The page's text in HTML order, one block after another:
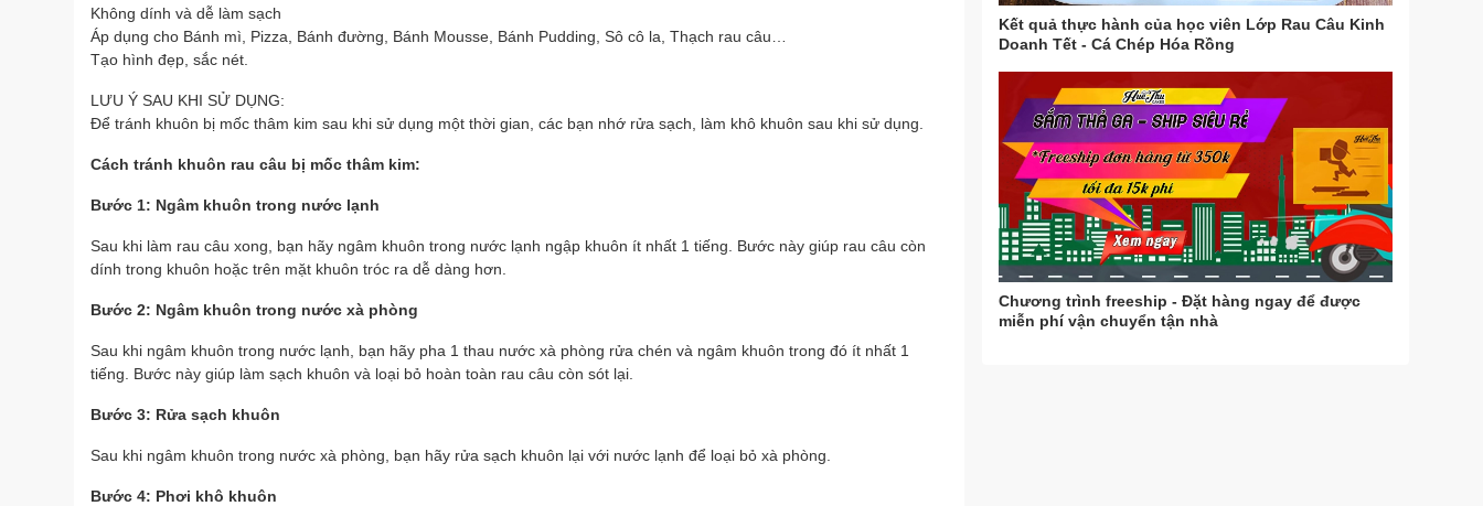
Không dính và dễ làm sạch
Áp dụng cho Bánh mì, Pizza, Bánh đường, Bánh Mousse, Bánh Pudding, Sô cô la, Thạch rau câu…
Tạo hình đẹp, sắc nét.
LƯU Ý SAU KHI SỬ DỤNG:
Để tránh khuôn bị mốc thâm kim sau khi sử dụng một thời gian, các bạn nhớ rửa sạch, làm khô khuôn sau khi sử dụng.
Cách tránh khuôn rau câu bị mốc thâm kim:
Bước 1: Ngâm khuôn trong nước lạnh
Sau khi làm rau câu xong, bạn hãy ngâm khuôn trong nước lạnh ngập khuôn ít nhất 1 tiếng. Bước này giúp rau câu còn
dính trong khuôn hoặc trên mặt khuôn tróc ra dễ dàng hơn.
Bước 2: Ngâm khuôn trong nước xà phòng
Sau khi ngâm khuôn trong nước lạnh, bạn hãy pha 1 thau nước xà phòng rửa chén và ngâm khuôn trong đó ít nhất 1
tiếng. Bước này giúp làm sạch khuôn và loại bỏ hoàn toàn rau câu còn sót lại.
Bước 3: Rửa sạch khuôn
Sau khi ngâm khuôn trong nước xà phòng, bạn hãy rửa sạch khuôn lại với nước lạnh để loại bỏ xà phòng.
Bước 4: Phơi khô khuôn
Kết quả thực hành của học viên Lớp Rau Câu Kinh
Doanh Tết - Cá Chép Hóa Rồng
Chương trình freeship - Đặt hàng ngay để được
miễn phí vận chuyển tận nhà